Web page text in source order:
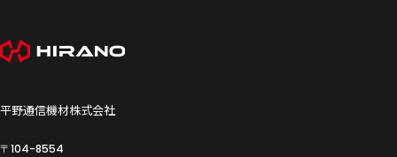
平野通信機材株式会社
〒104-8554